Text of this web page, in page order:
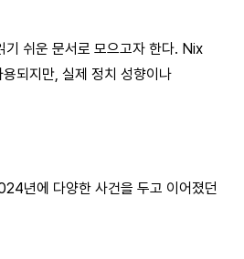
기 쉬운 문서로 모으고자 한다. Nix
되지만, 실제 정치 성향이나
년에 다양한 사건을 두고 이어졌던